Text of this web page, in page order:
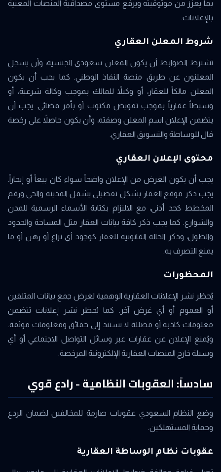
بما يعزز من موثوقيته ويرفع مستوى مصداقية المنصات المعنية
بالإعلانات.
شروط المعلن العقاري
تشترط الضوابط أن يكون المعلن سعودي الجنسية، وأن يسجل
المعلنون عن طريق منصة النفاذ الوطني. كما يجب أن يكون
المعلن مالكاً للعقار، أو وكيلاً للمالك بموجب وكالة شرعية، أو
وسيطاً عقارياً بموجب تفويض مكتوب أو بأمر قضائي. يجب أن
يتضمن الإعلان اسم المعلن وصفته، وأن يكون حاصلاً على رخصة
فال للوساطة والتسويق العقاري.
محتوى الإعلان العقاري
يجب أن يكون الغرض من الإعلان واضحاً سواء كان بيعاً أو إيجاراً.
يجب ذكر موقع العقار بشكل تفصيلي يشمل المدينة والحي ورقم
المخطط كحد أدنى، مع الالتزام بكتابة الأسماء الرسمية للمدن
والشوارع. كما يجب ذكر كافة بيانات العقار مثل المساحة والحدود
والطول، وذكر الحالة القانونية للعقار كوجود أي نزاع أو رهن أو ما
يمنع التصرف به.
المحظورات
يُحظر نشر الإعلانات العقارية الوهمية لغرض جمع بيانات المتلقين
أو العموم أو أي غرض آخر. كما يُحظر نشر إعلانات تتضمن
معلومات كاذبة أو مضللة لا تستند إلى حقائق ومعلومات موثقة.
ويُمنع الإعلان عن عقارات عبر وسائل التواصل الاجتماعي أو أي
وسيلة خارج المنصات العقارية الإلكترونية المرخصة.
سادساً: العقوبات النظامية - رادع قوي
وضع النظام السعودي عقوبات صارمة للمخالفين لضمان الردع
وحماية المستهلكين.
عقوبات نظام الوساطة العقارية